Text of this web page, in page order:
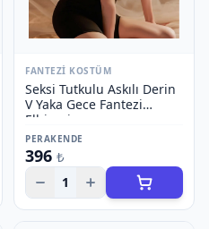
FANTEZI KOSTÜM
Seksi Tutkulu Askılı Derin
V Yaka Gece Fantezi
Elbisesi
PERAKENDE
396 ₺
1